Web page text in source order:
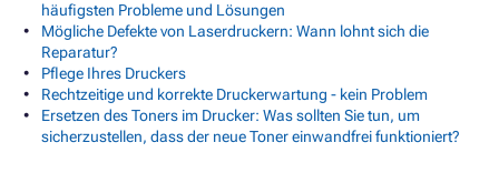
häufigsten Probleme und Lösungen
Mögliche Defekte von Laserdruckern: Wann lohnt sich die
Reparatur?
Pflege Ihres Druckers
Rechtzeitige und korrekte Druckerwartung - kein Problem
Ersetzen des Toners im Drucker: Was sollten Sie tun, um
sicherzustellen, dass der neue Toner einwandfrei funktioniert?